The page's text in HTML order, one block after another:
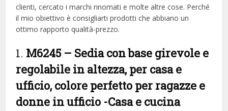
clienti, cercato i marchi rinomati e molte altre cose. Perché
il mio obiettivo è consigliarti prodotti che abbiano un
ottimo rapporto qualità-prezzo.
1. M6245 – Sedia con base girevole e
regolabile in altezza, per casa e
ufficio, colore perfetto per ragazze e
donne in ufficio -Casa e cucina